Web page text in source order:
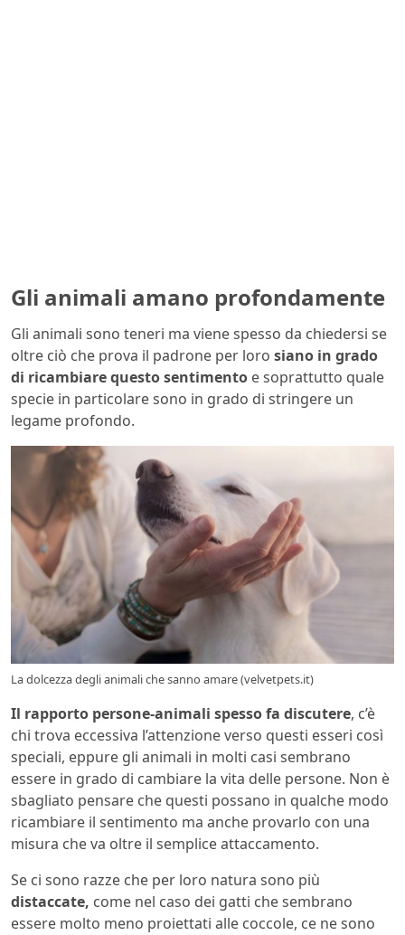
Gli animali amano profondamente
Gli animali sono teneri ma viene spesso da chiedersi se
oltre ciò che prova il padrone per loro siano in grado
di ricambiare questo sentimento e soprattutto quale
specie in particolare sono in grado di stringere un
legame profondo.
La dolcezza degli animali che sanno amare (velvetpets.it)
Il rapporto persone-animali spesso fa discutere, c’è
chi trova eccessiva l’attenzione verso questi esseri così
speciali, eppure gli animali in molti casi sembrano
essere in grado di cambiare la vita delle persone. Non è
sbagliato pensare che questi possano in qualche modo
ricambiare il sentimento ma anche provarlo con una
misura che va oltre il semplice attaccamento.
Se ci sono razze che per loro natura sono più
distaccate, come nel caso dei gatti che sembrano
essere molto meno proiettati alle coccole, ce ne sono